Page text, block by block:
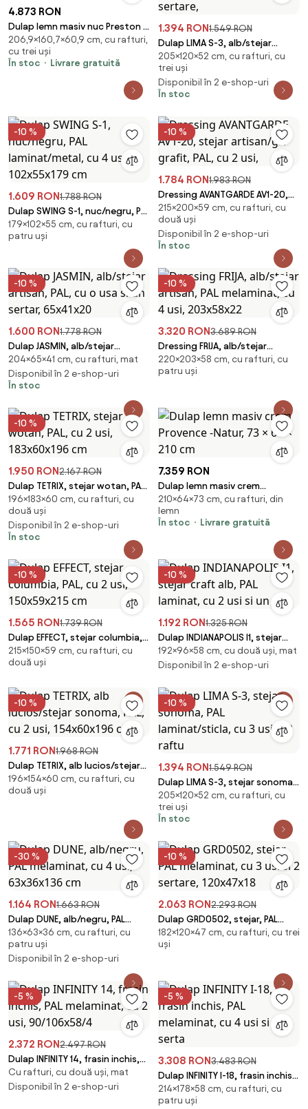
4.873 RON
Dulap lemn masiv nuc Preston 3
Uși cu Oglindă, 160,7 × 60,9 ×
206,9 cm
206,9×160,7×60,9 cm, cu rafturi,
cu trei uși
În stoc
Livrare gratuită
1.394 RON1.549 RON
Dulap LIMA S-3, alb/stejar
sonoma, PAL laminat, cu 3 usi si
2 sertare,
205×120×52 cm, cu rafturi, cu
trei uși
Disponibil în 2 e-shop-uri
În stoc
-10 %
1.609 RON1.788 RON
Dulap SWING S-1, nuc/negru, PAL
laminat/metal, cu 4 usi,
102x55x179 cm
179×102×55 cm, cu rafturi, cu
patru uși
-10 %
1.784 RON1.983 RON
Dressing AVANTGARDE AV1-20,
stejar artisan/gri grafit, PAL, cu
2 usi,
215×200×59 cm, cu rafturi, cu
două uși
Disponibil în 2 e-shop-uri
În stoc
-10 %
1.600 RON1.778 RON
Dulap JASMIN, alb/stejar
artisan, PAL, cu o usa si un
sertar, 65x41x20
204×65×41 cm, cu rafturi, mat
Disponibil în 2 e-shop-uri
În stoc
-10 %
3.320 RON3.689 RON
Dressing FRIJA, alb/stejar
artisan, PAL melaminat, cu 4 usi,
203x58x22
220×203×58 cm, cu rafturi, cu
patru uși
-10 %
1.950 RON2.167 RON
Dulap TETRIX, stejar wotan, PAL,
cu 2 usi, 183x60x196 cm
196×183×60 cm, cu rafturi, cu
două uși
Disponibil în 2 e-shop-uri
În stoc
7.359 RON
Dulap lemn masiv crem
Provence -Natur, 73 × 64 × 210
cm
210×64×73 cm, cu rafturi, din
lemn
În stoc
Livrare gratuită
-10 %
1.565 RON1.739 RON
Dulap EFFECT, stejar columbia,
PAL, cu 2 usi, 150x59x215 cm
215×150×59 cm, cu rafturi, cu
două uși
-10 %
1.192 RON1.325 RON
Dulap INDIANAPOLIS I1, stejar
craft alb, PAL laminat, cu 2 usi si
un s
192×96×58 cm, cu două uși, mat
Disponibil în 2 e-shop-uri
-10 %
1.771 RON1.968 RON
Dulap TETRIX, alb lucios/stejar
sonoma, PAL, cu 2 usi,
154x60x196 cm
196×154×60 cm, cu rafturi, cu
două uși
-10 %
1.394 RON1.549 RON
Dulap LIMA S-3, stejar sonoma,
PAL laminat/sticla, cu 3 usi si 2
raftu
205×120×52 cm, cu rafturi, cu
trei uși
În stoc
-30 %
1.164 RON1.663 RON
Dulap DUNE, alb/negru, PAL
melaminat, cu 4 usi, 63x36x136
cm
136×63×36 cm, cu rafturi, cu
patru uși
Disponibil în 2 e-shop-uri
-10 %
2.063 RON2.293 RON
Dulap GRD0502, stejar, PAL
melaminat, cu 3 usi si 2 sertare,
120x47x18
182×120×47 cm, cu rafturi, cu trei
uși
-5 %
2.372 RON2.497 RON
Dulap INFINITY 14, frasin inchis,
PAL melaminat, cu 2 usi,
90/106x58/4
Cu rafturi, cu două uși, mat
Disponibil în 2 e-shop-uri
-5 %
3.308 RON3.483 RON
Dulap INFINITY I-18, frasin inchis,
PAL melaminat, cu 4 usi si 2
serta
214×178×58 cm, cu rafturi, cu
patru uși